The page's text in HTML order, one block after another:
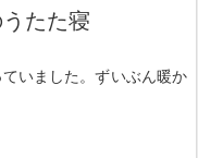
たた寝
いました。ずいぶん暖か